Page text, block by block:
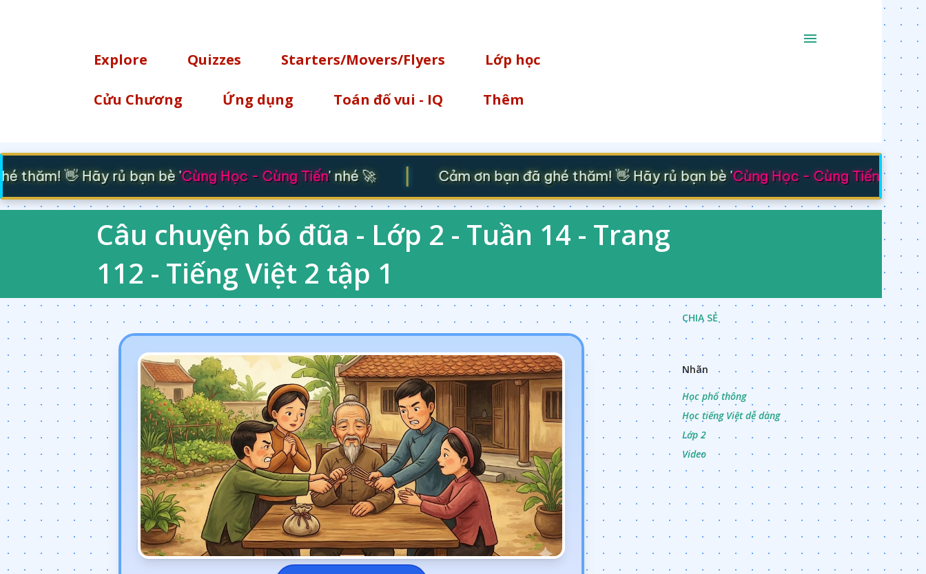
Explore
Quizzes Starters/Movers/Flyers Lớp học
Cửu Chương Ứng dụng Toán đố vui - IQ Thêm
thăm! 👋 Hãy rủ bạn bè 'Cùng Học - Cùng Tiến' nhé 🚀 Cảm ơn bạn đã ghé thăm! 👋 Hãy rủ bạn bè 'Cùng Học - Cùng Tiến' nhé 🚀
Câu chuyện bó đũa - Lớp 2 - Tuần 14 - Trang
112 - Tiếng Việt 2 tập 1
CHIA SẺ
Nhãn
Học phổ thông
Học tiếng Việt dễ dàng
Lớp 2
Video